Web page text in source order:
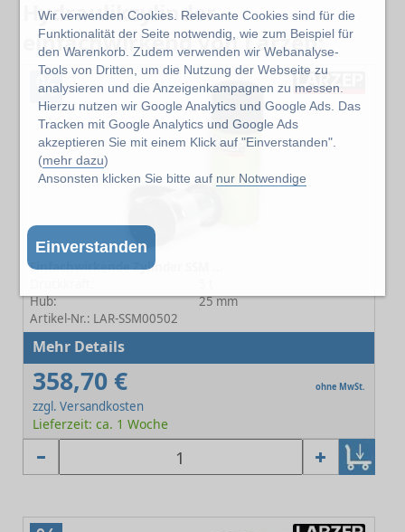
Wir verwenden Cookies. Relevante Cookies sind für die
Funktionalität der Seite notwendig, wie zum Beispiel für
den Warenkorb. Zudem verwenden wir Webanalyse-
Tools von Dritten, um die Nutzung der Webseite zu
analysieren und die Anzeigenkampagnen zu messen.
Hierzu nutzen wir Google Analytics und Google Ads. Das
Tracken mit Google Analytics und Google Ads
akzeptieren Sie mit einem Klick auf "Einverstanden".
(mehr dazu)
Ansonsten klicken Sie bitte auf nur Notwendige
Einverstanden
Hydraulikzylinder
einfachwirkend von Larzep:
%
Hub:
25 mm
Artikel-Nr.: LAR-SSM00502
Mehr Details
358,70 € ohne MwSt.
zzgl. Versandkosten
Lieferzeit: ca. 1 Woche